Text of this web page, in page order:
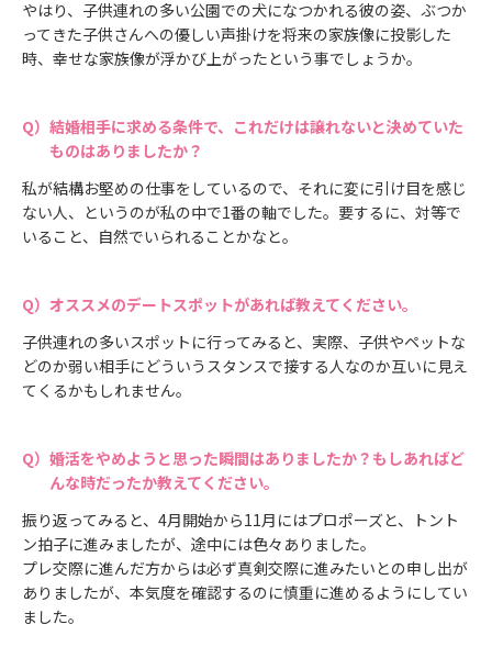
やはり、子供連れの多い公園での犬になつかれる彼の姿、ぶつか
ってきた子供さんへの優しい声掛けを将来の家族像に投影した
時、幸せな家族像が浮かび上がったという事でしょうか。
結婚相手に求める条件で、これだけは譲れないと決めていた
ものはありましたか？
私が結構お堅めの仕事をしているので、それに変に引け目を感じ
ない人、というのが私の中で1番の軸でした。要するに、対等で
いること、自然でいられることかなと。
オススメのデートスポットがあれば教えてください。
子供連れの多いスポットに行ってみると、実際、子供やペットな
どのか弱い相手にどういうスタンスで接する人なのか互いに見え
てくるかもしれません。
婚活をやめようと思った瞬間はありましたか？もしあればど
んな時だったか教えてください。
振り返ってみると、4月開始から11月にはプロポーズと、トント
ン拍子に進みましたが、途中には色々ありました。
プレ交際に進んだ方からは必ず真剣交際に進みたいとの申し出が
ありましたが、本気度を確認するのに慎重に進めるようにしてい
ました。